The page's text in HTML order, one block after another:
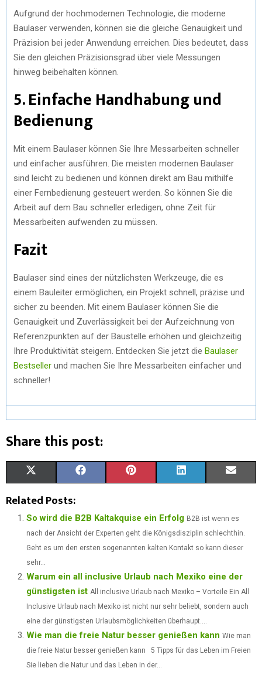
Aufgrund der hochmodernen Technologie, die moderne
Baulaser verwenden, können sie die gleiche Genauigkeit und
Präzision bei jeder Anwendung erreichen. Dies bedeutet, dass
Sie den gleichen Präzisionsgrad über viele Messungen
hinweg beibehalten können.
5. Einfache Handhabung und
Bedienung
Mit einem Baulaser können Sie Ihre Messarbeiten schneller
und einfacher ausführen. Die meisten modernen Baulaser
sind leicht zu bedienen und können direkt am Bau mithilfe
einer Fernbedienung gesteuert werden. So können Sie die
Arbeit auf dem Bau schneller erledigen, ohne Zeit für
Messarbeiten aufwenden zu müssen.
Fazit
Baulaser sind eines der nützlichsten Werkzeuge, die es
einem Bauleiter ermöglichen, ein Projekt schnell, präzise und
sicher zu beenden. Mit einem Baulaser können Sie die
Genauigkeit und Zuverlässigkeit bei der Aufzeichnung von
Referenzpunkten auf der Baustelle erhöhen und gleichzeitig
Ihre Produktivität steigern. Entdecken Sie jetzt die Baulaser
Bestseller und machen Sie Ihre Messarbeiten einfacher und
schneller!
Share this post:
R
O
T
W
T
E
R
)
A
R
O
C
E
O
K
R
O
N
T
R
S
T
A
R
O
N
K
D
N
R
O
I
Related Posts:
So wird die B2B Kaltakquise ein Erfolg B2B ist wenn es
nach der Ansicht der Experten geht die Königsdisziplin schlechthin.
Geht es um den ersten sogenannten kalten Kontakt so kann dieser
sehr...
Warum ein all inclusive Urlaub nach Mexiko eine der
günstigsten ist All inclusive Urlaub nach Mexiko – Vorteile Ein All
Inclusive Urlaub nach Mexiko ist nicht nur sehr beliebt, sondern auch
eine der günstigsten Urlaubsmöglichkeiten überhaupt....
Wie man die freie Natur besser genießen kann Wie man
die freie Natur besser genießen kann 5 Tipps für das Leben im Freien
Sie lieben die Natur und das Leben in der...